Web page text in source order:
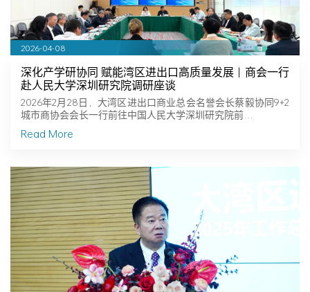
2026-04-08
深化产学研协同 赋能湾区进出口高质量发展｜商会一行
赴人民大学深圳研究院调研座谈
2026年2月28日，大湾区进出口商业总会名誉会长蔡毅协同9+2
城市商协会会长一行前往中国人民大学深圳研究院前…
Read More